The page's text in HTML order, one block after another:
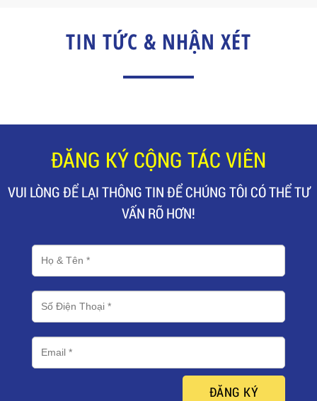
TIN TỨC & NHẬN XÉT
ĐĂNG KÝ CỘNG TÁC VIÊN
VUI LÒNG ĐỂ LẠI THÔNG TIN ĐỂ CHÚNG TÔI CÓ THỂ TƯ
VẤN RÕ HƠN!
ĐĂNG KÝ